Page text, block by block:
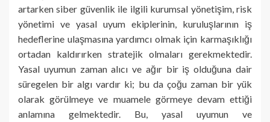
artarken siber güvenlik ile ilgili kurumsal yönetişim, risk
yönetimi ve yasal uyum ekiplerinin, kuruluşlarının iş
hedeflerine ulaşmasına yardımcı olmak için karmaşıklığı
ortadan kaldırırken stratejik olmaları gerekmektedir.
Yasal uyumun zaman alıcı ve ağır bir iş olduğuna dair
süregelen bir algı vardır ki; bu da çoğu zaman bir yük
olarak görülmeye ve muamele görmeye devam ettiği
anlamına gelmektedir. Bu, yasal uyumun ve